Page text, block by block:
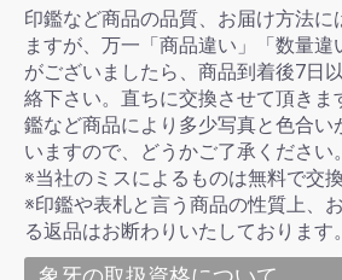
印鑑など商品の品質、お届け方法に
ますが、万一「商品違い」「数量
がございましたら、商品到着後7日
絡下さい。直ちに交換させて頂きま
鑑など商品により多少写真と色合い
いますので、どうかご了承ください。
※当社のミスによるものは無料で交
※印鑑や表札と言う商品の性質上、
る返品はお断わりいたしております。